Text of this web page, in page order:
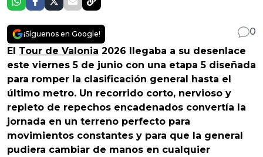
¡Síguenos en Google!
0
El Tour de Valonia 2026 llegaba a su desenlace
este viernes 5 de junio con una etapa 5 diseñada
para romper la clasificación general hasta el
último metro. Un recorrido corto, nervioso y
repleto de repechos encadenados convertía la
jornada en un terreno perfecto para
movimientos constantes y para que la general
pudiera cambiar de manos en cualquier